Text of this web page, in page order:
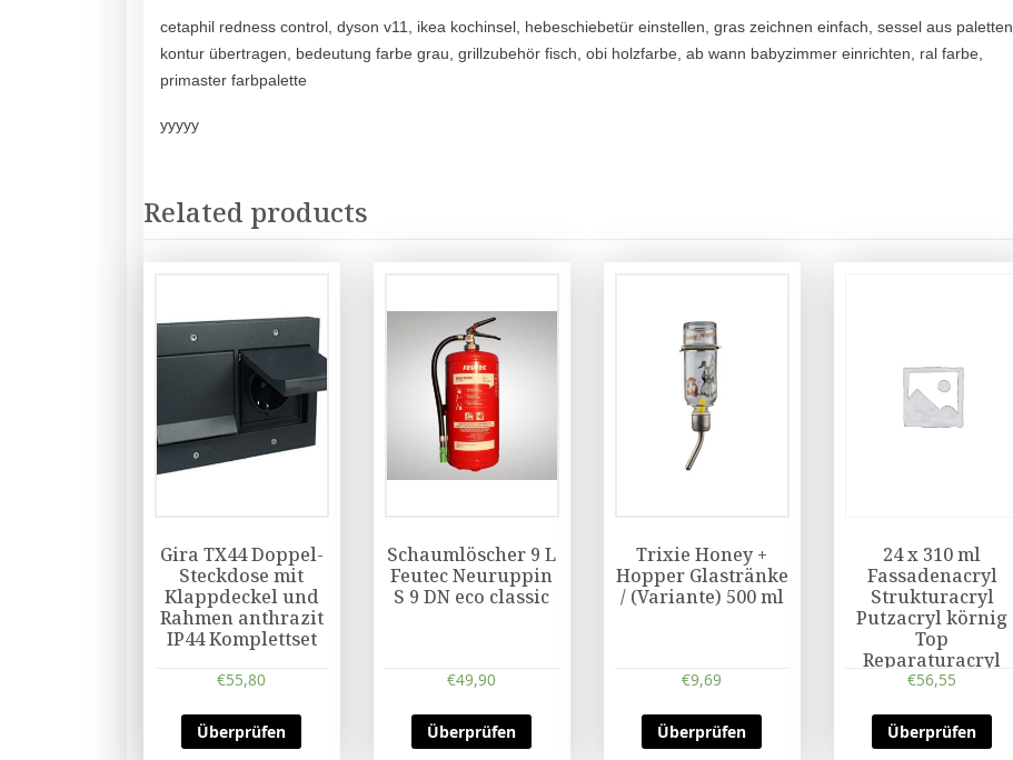
cetaphil redness control, dyson v11, ikea kochinsel, hebeschiebetür einstellen, gras zeichnen einfach, sessel aus paletten,
kontur übertragen, bedeutung farbe grau, grillzubehör fisch, obi holzfarbe, ab wann babyzimmer einrichten, ral farbe,
primaster farbpalette
yyyyy
Related products
Gira TX44 Doppel-
Steckdose mit
Klappdeckel und
Rahmen anthrazit
IP44 Komplettset
€55,80
Überprüfen
Schaumlöscher 9 L
Feutec Neuruppin
S 9 DN eco classic
€49,90
Überprüfen
Trixie Honey +
Hopper Glastränke
/ (Variante) 500 ml
€9,69
Überprüfen
24 x 310 ml
Fassadenacryl
Strukturacryl
Putzacryl körnig
Top
Reparaturacryl
Acryl
€56,55
Überprüfen